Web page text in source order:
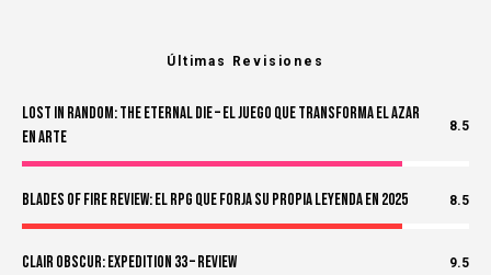
Últimas Revisiones
Lost in Random: The Eternal Die – El Juego Que Transforma el Azar
en Arte
8.5
Blades of Fire Review: El RPG Que Forja Su Propia Leyenda en 2025 8.5
Clair Obscur: Expedition 33 – Review 9.5